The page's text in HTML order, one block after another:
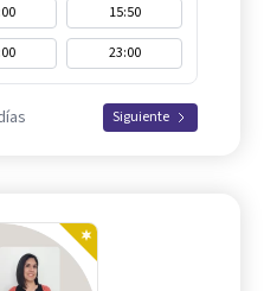
15:50
23:00
Siguiente